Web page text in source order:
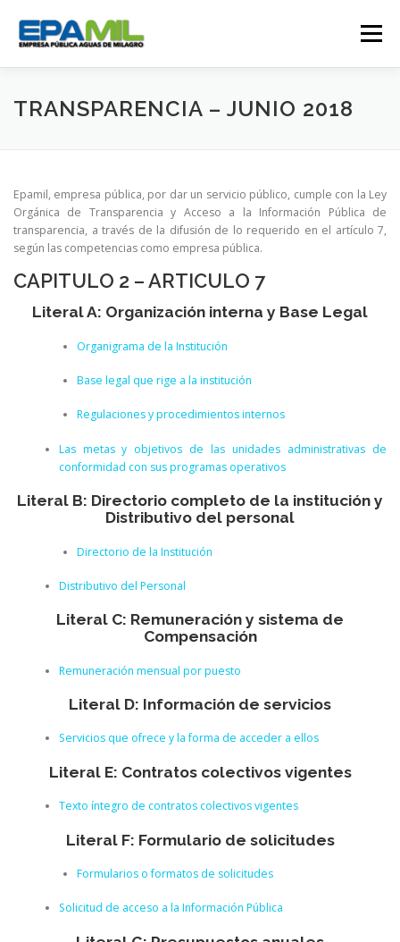
contenido
Menú
CONÓCENOS CONTÁCTENOS
GESTIÓN OPERATIVA CAMPAÑAS
TRANSPARENCIA – JUNIO 2018
Epamil, empresa pública, por dar un servicio público, cumple con la Ley
Orgánica de Transparencia y Acceso a la Información Pública de
transparencia, a través de la difusión de lo requerido en el artículo 7,
según las competencias como empresa pública.
CAPITULO 2 – ARTICULO 7
Literal A: Organización interna y Base Legal
Organigrama de la Institución
Base legal que rige a la institución
Regulaciones y procedimientos internos
Las metas y objetivos de las unidades administrativas de
conformidad con sus programas operativos
Literal B: Directorio completo de la institución y
Distributivo del personal
Directorio de la Institución
Distributivo del Personal
Literal C: Remuneración y sistema de
Compensación
Remuneración mensual por puesto
Literal D: Información de servicios
Servicios que ofrece y la forma de acceder a ellos
Literal E: Contratos colectivos vigentes
Texto íntegro de contratos colectivos vigentes
Literal F: Formulario de solicitudes
Formularios o formatos de solicitudes
Solicitud de acceso a la Información Pública